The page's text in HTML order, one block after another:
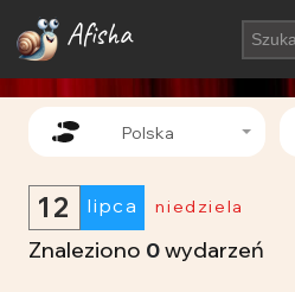
Afisha
niedziela
lipca
12
Znaleziono 0wydarzeń
Polska